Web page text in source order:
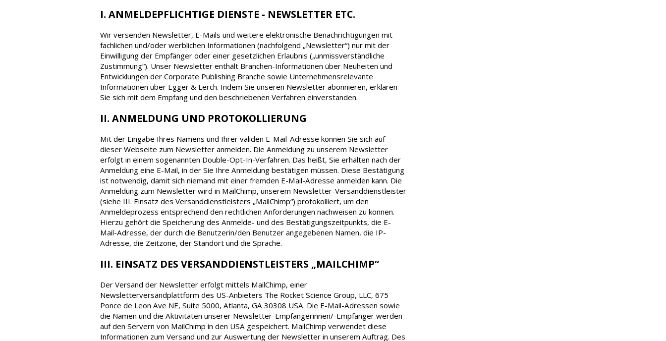
I. ANMELDEPFLICHTIGE DIENSTE - NEWSLETTER ETC.
Wir versenden Newsletter, E-Mails und weitere elektronische Benachrichtigungen mit
fachlichen und/oder werblichen Informationen (nachfolgend „Newsletter“) nur mit der
Einwilligung der Empfänger oder einer gesetzlichen Erlaubnis („unmissverständliche
Zustimmung“). Unser Newsletter enthält Branchen-Informationen über Neuheiten und
Entwicklungen der Corporate Publishing Branche sowie Unternehmensrelevante
Informationen über Egger & Lerch. Indem Sie unseren Newsletter abonnieren, erklären
Sie sich mit dem Empfang und den beschriebenen Verfahren einverstanden.
II. ANMELDUNG UND PROTOKOLLIERUNG
Mit der Eingabe Ihres Namens und Ihrer validen E-Mail-Adresse können Sie sich auf
dieser Webseite zum Newsletter anmelden. Die Anmeldung zu unserem Newsletter
erfolgt in einem sogenannten Double-Opt-In-Verfahren. Das heißt, Sie erhalten nach der
Anmeldung eine E-Mail, in der Sie Ihre Anmeldung bestätigen müssen. Diese Bestätigung
ist notwendig, damit sich niemand mit einer fremden E-Mail-Adresse anmelden kann. Die
Anmeldung zum Newsletter wird in MailChimp, unserem Newsletter-Versanddienstleister
(siehe III. Einsatz des Versanddienstleisters „MailChimp“) protokolliert, um den
Anmeldeprozess entsprechend den rechtlichen Anforderungen nachweisen zu können.
Hierzu gehört die Speicherung des Anmelde- und des Bestätigungszeitpunkts, die E-
Mail-Adresse, der durch die Benutzerin/den Benutzer angegebenen Namen, die IP-
Adresse, die Zeitzone, der Standort und die Sprache.
III. EINSATZ DES VERSANDDIENSTLEISTERS „MAILCHIMP“
Der Versand der Newsletter erfolgt mittels MailChimp, einer
Newsletterversandplattform des US-Anbieters The Rocket Science Group, LLC, 675
Ponce de Leon Ave NE, Suite 5000, Atlanta, GA 30308 USA. Die E-Mail-Adressen sowie
die Namen und die Aktivitäten unserer Newsletter-Empfängerinnen/-Empfänger werden
auf den Servern von MailChimp in den USA gespeichert. MailChimp verwendet diese
Informationen zum Versand und zur Auswertung der Newsletter in unserem Auftrag. Des